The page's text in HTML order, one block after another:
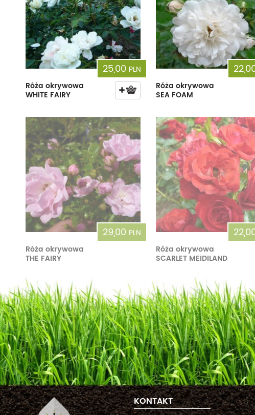
25,00 PLN
Róża okrywowa
WHITE FAIRY
Róża okrywowa
SEA FOAM
29,00 PLN
Róża okrywowa
THE FAIRY
Róża okrywowa
SCARLET MEIDILAND
KONTAKT